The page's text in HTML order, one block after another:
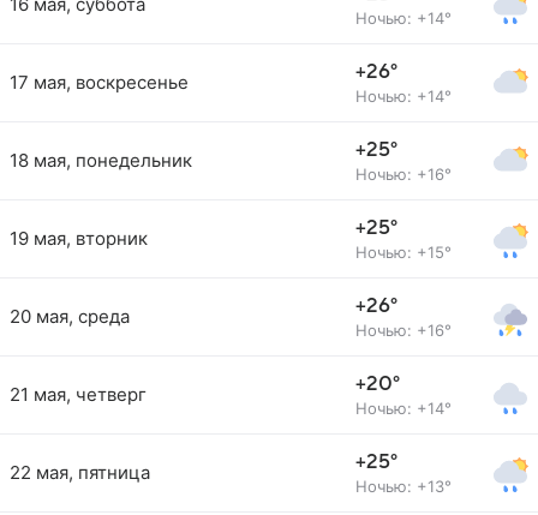
Ночью: +14°
17 мая, воскресенье +26°
Ночью: +14°
18 мая, понедельник +25°
Ночью: +16°
19 мая, вторник +25°
Ночью: +15°
20 мая, среда +26°
Ночью: +16°
21 мая, четверг +20°
Ночью: +14°
22 мая, пятница +25°
Ночью: +13°